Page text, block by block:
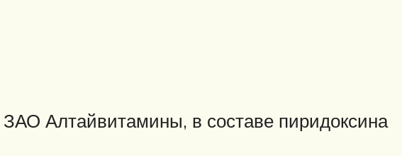
Алтайвитамины, в составе пиридоксина